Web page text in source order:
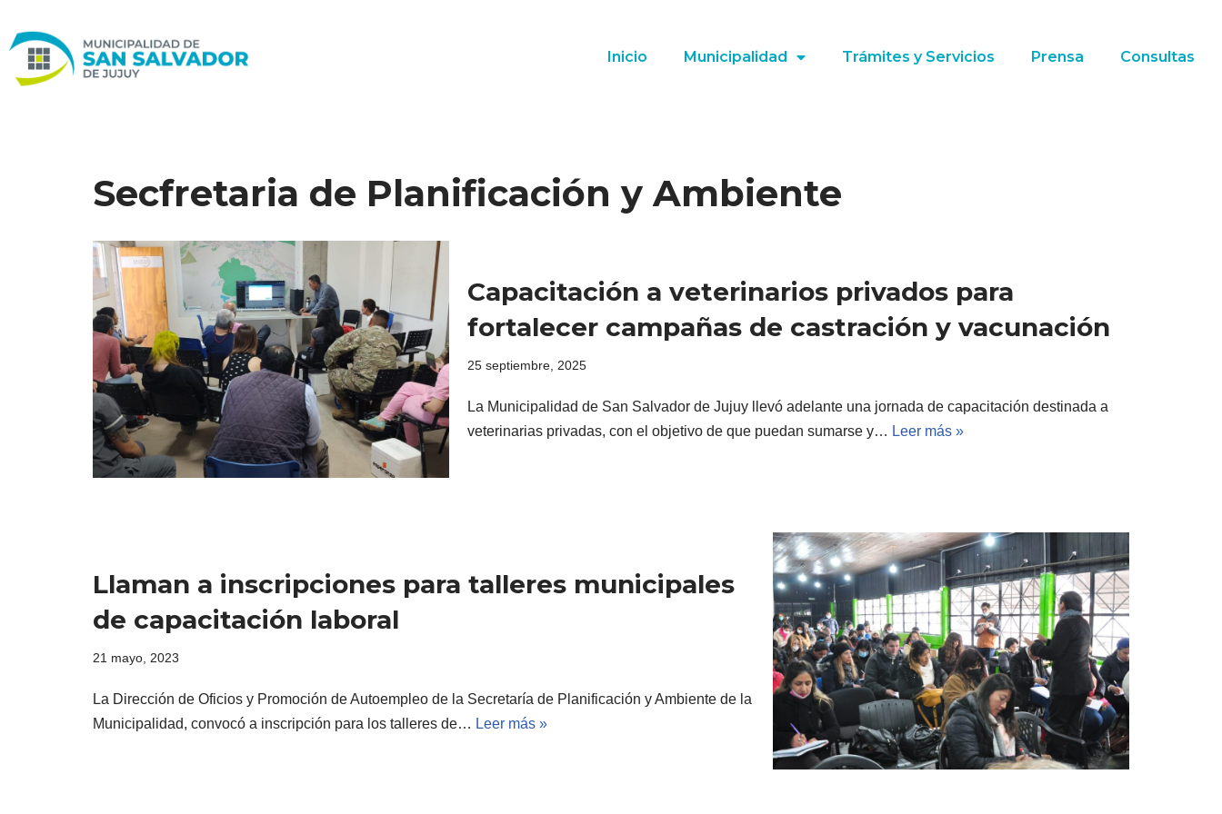
Ir
al
Inicio Municipalidad Trámites y Servicios Prensa Consultas
Secfretaria de Planificación y Ambiente
Capacitación a veterinarios privados para
fortalecer campañas de castración y vacunación
25 septiembre, 2025
La Municipalidad de San Salvador de Jujuy llevó adelante una jornada de capacitación destinada a
veterinarias privadas, con el objetivo de que puedan sumarse y… Leer más »
Llaman a inscripciones para talleres municipales
de capacitación laboral
21 mayo, 2023
La Dirección de Oficios y Promoción de Autoempleo de la Secretaría de Planificación y Ambiente de la
Municipalidad, convocó a inscripción para los talleres de… Leer más »